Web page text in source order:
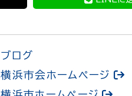
ブログ
横浜市会ホームページ